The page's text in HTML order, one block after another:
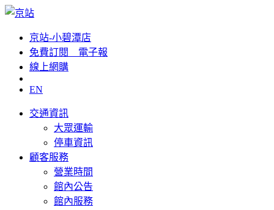
京站-小碧潭店
免費訂閱__電子報
線上網購
EN
交通資訊
大眾運輸
停車資訊
顧客服務
營業時間
館內公告
館內服務